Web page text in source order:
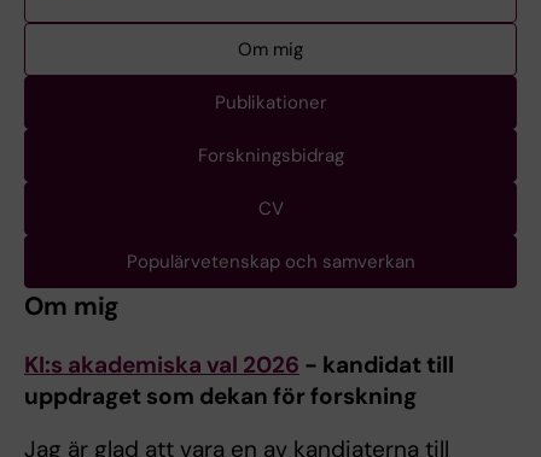
Om mig
Publikationer
Forskningsbidrag
CV
Populärvetenskap och samverkan
Om mig
KI:s akademiska val 2026 - kandidat till
uppdraget som dekan för forskning
Jag är glad att vara en av kandiaterna till